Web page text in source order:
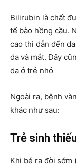
Bilirubin là chất
tế bào hồng cầu.
cao thì dẫn đến
da và mắt. Đây
da ở trẻ nhỏ
Ngoài ra, bệnh
khác như sau:
Trẻ sinh
Khi bé ra đời